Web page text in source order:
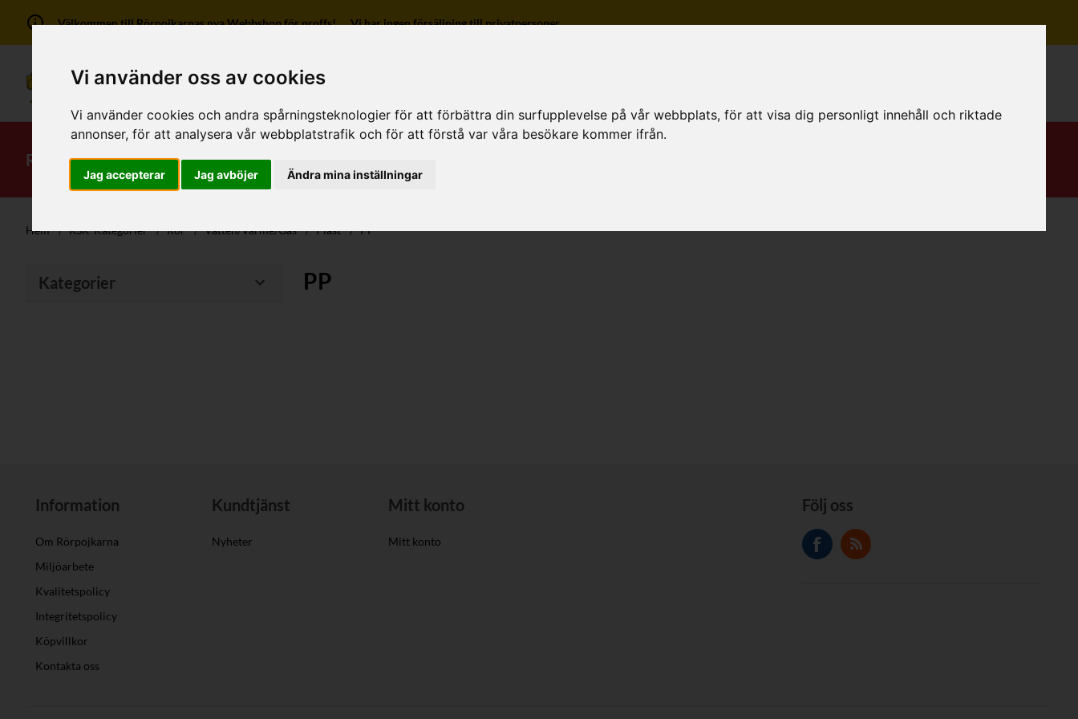
Vi använder oss av cookies
Vi använder cookies och andra spårningsteknologier för att förbättra din surfupplevelse på vår webbplats, för att visa dig personligt innehåll och riktade
annonser, för att analysera vår webbplatstrafik och för att förstå var våra besökare kommer ifrån.
Jag accepterar Jag avböjer Ändra mina inställningar
Välkommen till Rörpojkarnas nya Webbshop för proffs! Vi har ingen försäljning till privatpersoner.
RSK-Kategorier Produkter
Hem / RSK-Kategorier / Rör / Vatten/Värme/Gas / Plast / PP
Kategorier PP
Information
Om Rörpojkarna
Miljöarbete
Kvalitetspolicy
Integritetspolicy
Köpvillkor
Kontakta oss
Kundtjänst
Nyheter
Mitt konto
Mitt konto
Följ oss